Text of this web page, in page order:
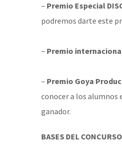
– Premio Especial
podremos darte este
– Premio
– Premio Goya
conocer a los alumnos
ganador.
BASES DEL